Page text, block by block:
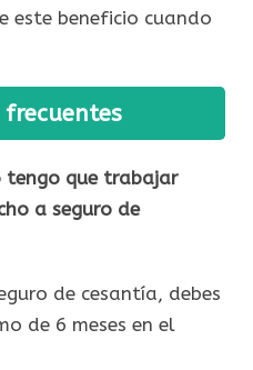
este beneficio cuando
frecuentes
tengo que trabajar
a seguro de
de cesantía, debes
de 6 meses en el